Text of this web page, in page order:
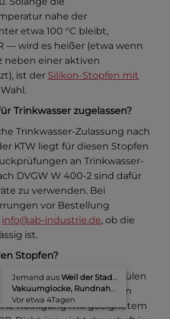
nahe der
etwa 100 °C bleibt,
— wird es heißer (etwa wenn
neben einer aktiven
ist der Silikon-Stopfen mit
Trinkwasser zugelassen?
Trinkwasser-Zulassung nach
KTW liegt für diesen Stopfen
an Trinkwasser-
DVGW W 400-2 sind dafür
zu verwenden. Bei
vor Bestellung
info@ab-industrie.de, ob die
ist.
Stopfen?
mit klarem Wasser abspülen
Bei Einsatz in ölhaltigen
Reinigung mit geeignetem
Jemand ausWeil der Stadt
kaufte gerade
Vakuumglocke, Rundnaht DN 200 - DN 350 Kupplung NW 7.2
Vor etwa 4Tagen​